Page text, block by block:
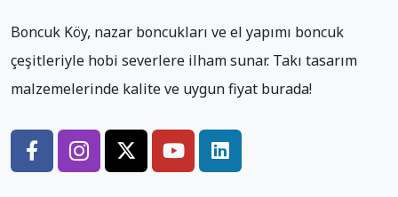
Boncuk Köy, nazar boncukları ve el yapımı boncuk
çeşitleriyle hobi severlere ilham sunar. Takı tasarım
malzemelerinde kalite ve uygun fiyat burada!